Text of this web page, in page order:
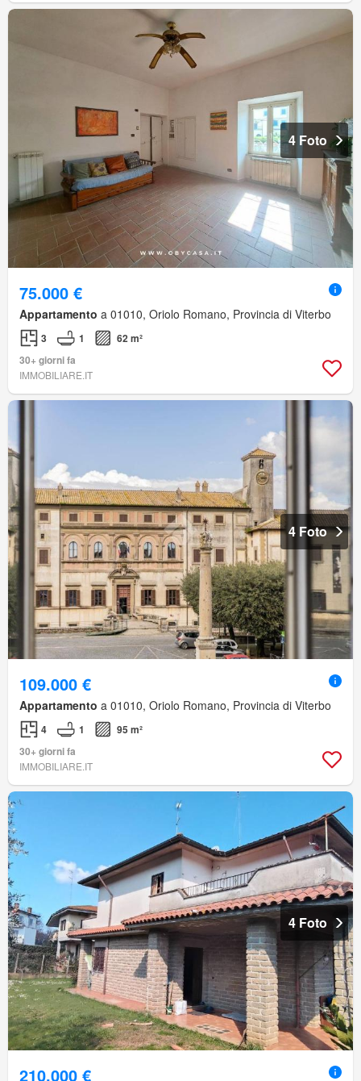
4 Foto
75.000 €
Appartamento a 01010, Oriolo Romano, Provincia di Viterbo
3 1
62 m²
30+ giorni fa
IMMOBILIARE.IT
4 Foto
109.000 €
Appartamento a 01010, Oriolo Romano, Provincia di Viterbo
4 1
95 m²
30+ giorni fa
IMMOBILIARE.IT
4 Foto
210.000 €